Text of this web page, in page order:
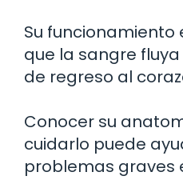
Su
que la sangre
de regreso al
Conocer su
cuidarlo puede
problemas graves